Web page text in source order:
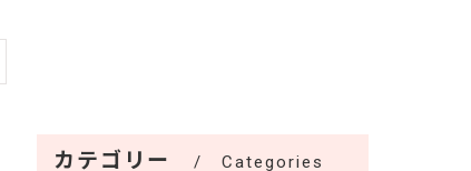
カテゴリー Categories